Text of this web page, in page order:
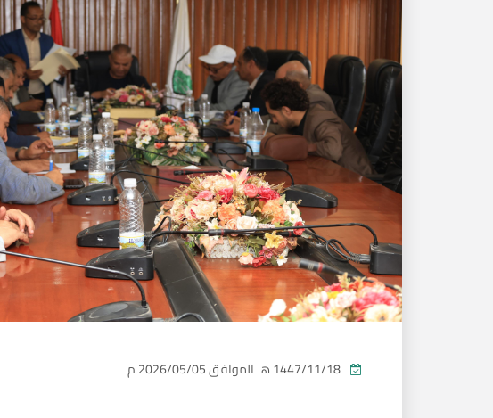
الموافق2026/05/05 م